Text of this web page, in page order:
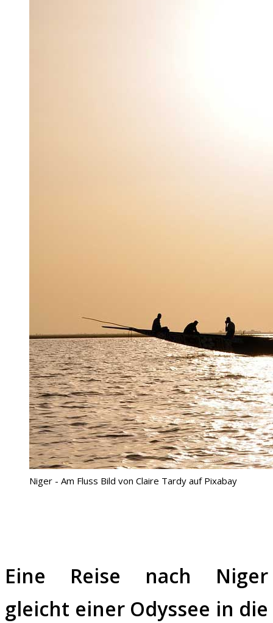
Niger - Am Fluss Bild von Claire Tardy auf Pixabay
Eine Reise nach Niger
gleicht einer Odyssee in die